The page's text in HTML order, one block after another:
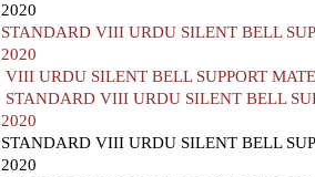
2020
STANDARD VIII URDU SILENT BELL
2020
VIII URDU SILENT BELL SUPPORT
STANDARD VIII URDU SILENT BELL
2020
STANDARD VIII URDU SILENT BELL
2020